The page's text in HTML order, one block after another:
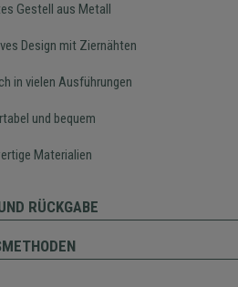
Gestell aus Metall
Design mit Ziernähten
in vielen Ausführungen
und bequem
Materialien
RÜCKGABE